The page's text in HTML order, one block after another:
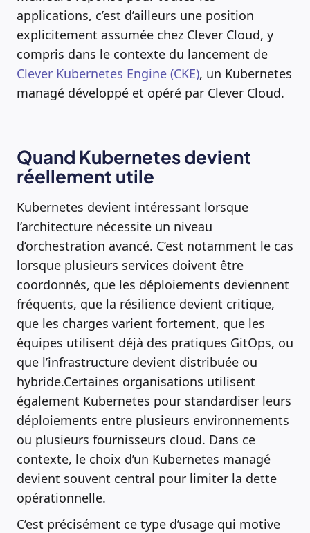
applications, c’est d’ailleurs une position
explicitement assumée chez Clever Cloud, y
compris dans le contexte du lancement de
Clever Kubernetes Engine (CKE), un Kubernetes
managé développé et opéré par Clever Cloud.
Quand Kubernetes devient
réellement utile
Kubernetes devient intéressant lorsque
l’architecture nécessite un niveau
d’orchestration avancé. C’est notamment le cas
lorsque plusieurs services doivent être
coordonnés, que les déploiements deviennent
fréquents, que la résilience devient critique,
que les charges varient fortement, que les
équipes utilisent déjà des pratiques GitOps, ou
que l’infrastructure devient distribuée ou
hybride.Certaines organisations utilisent
également Kubernetes pour standardiser leurs
déploiements entre plusieurs environnements
ou plusieurs fournisseurs cloud. Dans ce
contexte, le choix d’un Kubernetes managé
devient souvent central pour limiter la dette
opérationnelle.
C’est précisément ce type d’usage qui motive